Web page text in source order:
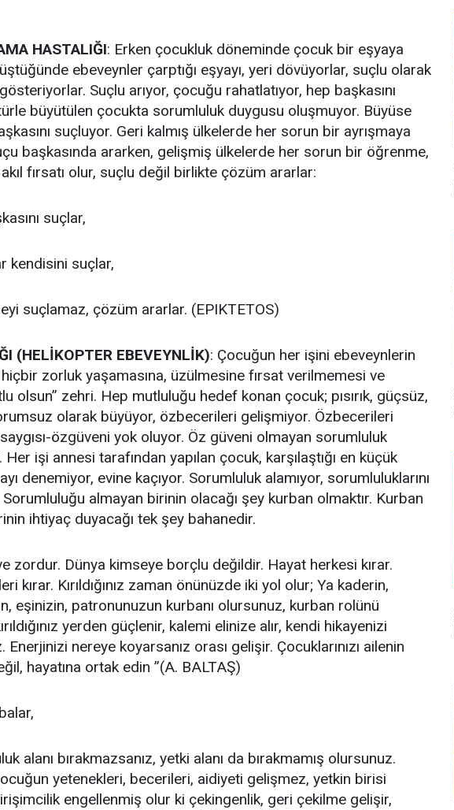
HASTALIĞI: Erken çocukluk döneminde çocuk bir eşyaya
ebeveynler çarptığı eşyayı, yeri dövüyorlar, suçlu olarak
Suçlu arıyor, çocuğu rahatlatıyor, hep başkasını
büyütülen çocukta sorumluluk duygusu oluşmuyor. Büyüse
suçluyor. Geri kalmış ülkelerde her sorun bir ayrışmaya
başkasında ararken, gelişmiş ülkelerde her sorun bir öğrenme,
fırsatı olur, suçlu değil birlikte çözüm ararlar:
suçlar,
kendisini suçlar,
suçlamaz, çözüm ararlar. (EPIKTETOS)
(HELİKOPTER EBEVEYNLİK): Çocuğun her işini ebeveynlerin
zorluk yaşamasına, üzülmesine fırsat verilmemesi ve
olsun’’ zehri. Hep mutluluğu hedef konan çocuk; pısırık, güçsüz,
olarak büyüyor, özbecerileri gelişmiyor. Özbecerileri
özgüveni yok oluyor. Öz güveni olmayan sorumluluk
Her işi annesi tarafından yapılan çocuk, karşılaştığı en küçük
denemiyor, evine kaçıyor. Sorumluluk alamıyor, sorumluluklarını
almayan birinin olacağı şey kurban olmaktır. Kurban
ihtiyaç duyacağı tek şey bahanedir.
ve zordur. Dünya kimseye borçlu değildir. Hayat herkesi kırar.
kırar. Kırıldığınız zaman önünüzde iki yol olur; Ya kaderin,
eşinizin, patronunuzun kurbanı olursunuz, kurban rolünü
yerden güçlenir, kalemi elinize alır, kendi hikayenizi
Enerjinizi nereye koyarsanız orası gelişir. Çocuklarınızı ailenin
hayatına ortak edin ’’(A. BALTAŞ)
alanı bırakmazsanız, yetki alanı da bırakmamış olursunuz.
yetenekleri, becerileri, aidiyeti gelişmez, yetkin birisi
engellenmiş olur ki çekingenlik, geri çekilme gelişir,